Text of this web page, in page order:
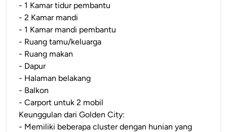
- 1 Kamar tidur pembantu
- 2 Kamar mandi
- 1 Kamar mandi pembantu
- Ruang tamu/keluarga
- Ruang makan
- Dapur
- Halaman belakang
- Balkon
- Carport untuk 2 mobil
Keunggulan dari Golden City:
- Memiliki beberapa cluster dengan hunian yang